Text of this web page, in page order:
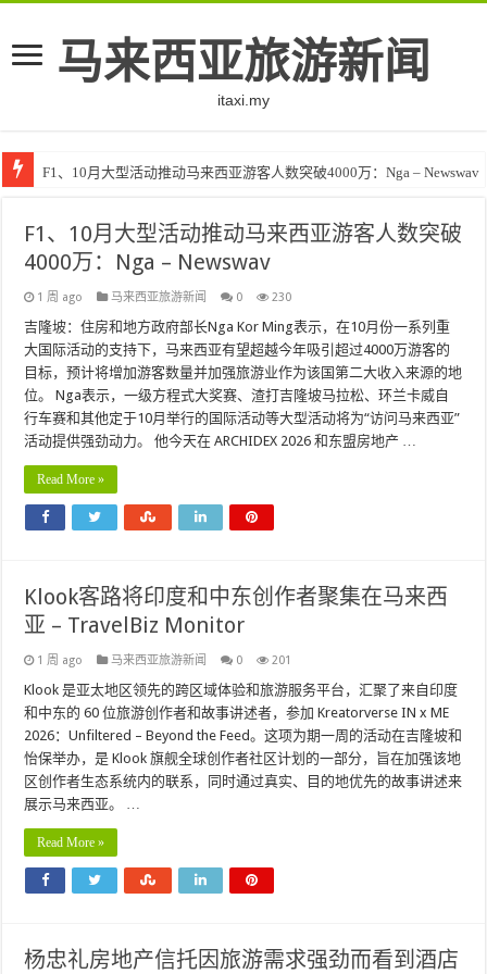
马来西亚旅游新闻
itaxi.my
F1、10月大型活动推动马来西亚游客人数突破4000万：Nga – Newswav
F1、10月大型活动推动马来西亚游客人数突破
4000万：Nga – Newswav
1 周 ago 马来西亚旅游新闻 0 230
吉隆坡：住房和地方政府部长Nga Kor Ming表示，在10月份一系列重
大国际活动的支持下，马来西亚有望超越今年吸引超过4000万游客的
目标，预计将增加游客数量并加强旅游业作为该国第二大收入来源的地
位。 Nga表示，一级方程式大奖赛、渣打吉隆坡马拉松、环兰卡威自
行车赛和其他定于10月举行的国际活动等大型活动将为“访问马来西亚”
活动提供强劲动力。 他今天在 ARCHIDEX 2026 和东盟房地产 …
Read More »
Klook客路将印度和中东创作者聚集在马来西
亚 – TravelBiz Monitor
1 周 ago 马来西亚旅游新闻 0 201
Klook 是亚太地区领先的跨区域体验和旅游服务平台，汇聚了来自印度
和中东的 60 位旅游创作者和故事讲述者，参加 Kreatorverse IN x ME
2026：Unfiltered – Beyond the Feed。这项为期一周的活动在吉隆坡和
怡保举办，是 Klook 旗舰全球创作者社区计划的一部分，旨在加强该地
区创作者生态系统内的联系，同时通过真实、目的地优先的故事讲述来
展示马来西亚。 …
Read More »
杨忠礼房地产信托因旅游需求强劲而看到酒店